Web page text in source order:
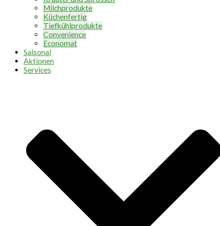
Milchprodukte
Küchenfertig
Tiefkühlprodukte
Convenience
Economat
Saisonal
Aktionen
Services